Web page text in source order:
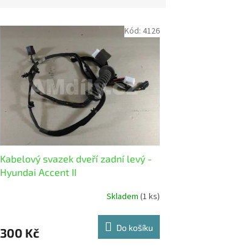
Kabelový svazek dveří zadní levý -
Hyundai Accent II
Skladem (1 ks)
300 Kč Do košíku
Kód: 4126